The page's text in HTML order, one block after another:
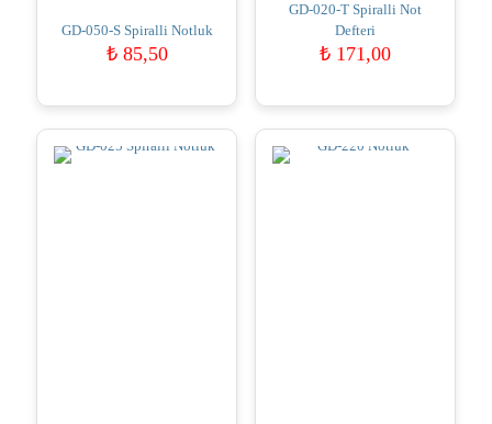
GD-050-S Spiralli Notluk
₺85,50
GD-020-T Spiralli Not
Defteri
₺171,00